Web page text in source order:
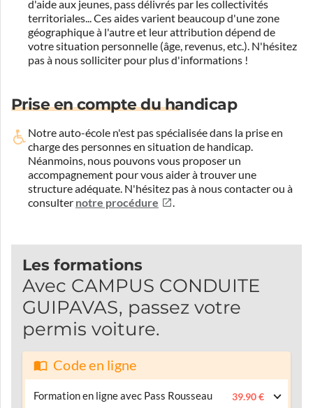
d'aide aux jeunes, pass délivrés par les collectivités
territoriales... Ces aides varient beaucoup d'une zone
géographique à l'autre et leur attribution dépend de
votre situation personnelle (âge, revenus, etc.). N'hésitez
pas à nous solliciter pour plus d'informations !
Prise en compte du handicap
Notre auto-école n'est pas spécialisée dans la prise en
charge des personnes en situation de handicap.
Néanmoins, nous pouvons vous proposer un
accompagnement pour vous aider à trouver une
structure adéquate. N'hésitez pas à nous contacter ou à
consulter notre procédure .
Les formations
Avec CAMPUS CONDUITE
GUIPAVAS, passez votre
permis voiture.
Code en ligne
Formation en ligne avec Pass Rousseau 39.90 €